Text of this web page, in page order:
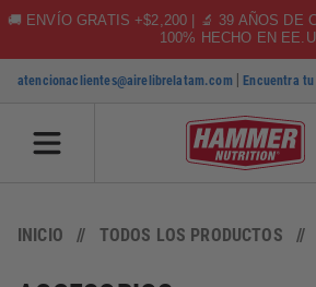
🚚 ENVÍO GRATIS +$2,200 | 🔬 39 AÑOS
100% HECHO EN
SKIP TO CONTENT
atencionaclientes@airelibrelatam.com |Encuentra
INICIO TODOS LOS PRODUCTOS